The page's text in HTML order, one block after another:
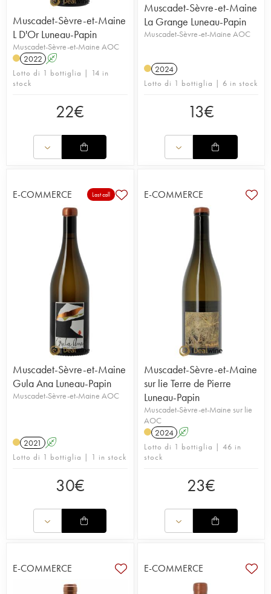
Muscadet-Sèvre-et-Maine
L D'Or Luneau-Papin
Muscadet-Sèvre-et-Maine AOC
2022 A
Lotto di 1 bottiglia | 14 in
stock
22€
Muscadet-Sèvre-et-Maine
La Grange Luneau-Papin
Muscadet-Sèvre-et-Maine AOC
2024
Lotto di 1 bottiglia | 6 in stock
13€
E-COMMERCE Last call
Muscadet-Sèvre-et-Maine
Gula Ana Luneau-Papin
Muscadet-Sèvre-et-Maine AOC
2021 A
Lotto di 1 bottiglia | 1 in stock
30€
E-COMMERCE
Muscadet-Sèvre-et-Maine
sur lie Terre de Pierre
Luneau-Papin
Muscadet-Sèvre-et-Maine sur lie
AOC
2024 A
Lotto di 1 bottiglia | 46 in
stock
23€
E-COMMERCE E-COMMERCE